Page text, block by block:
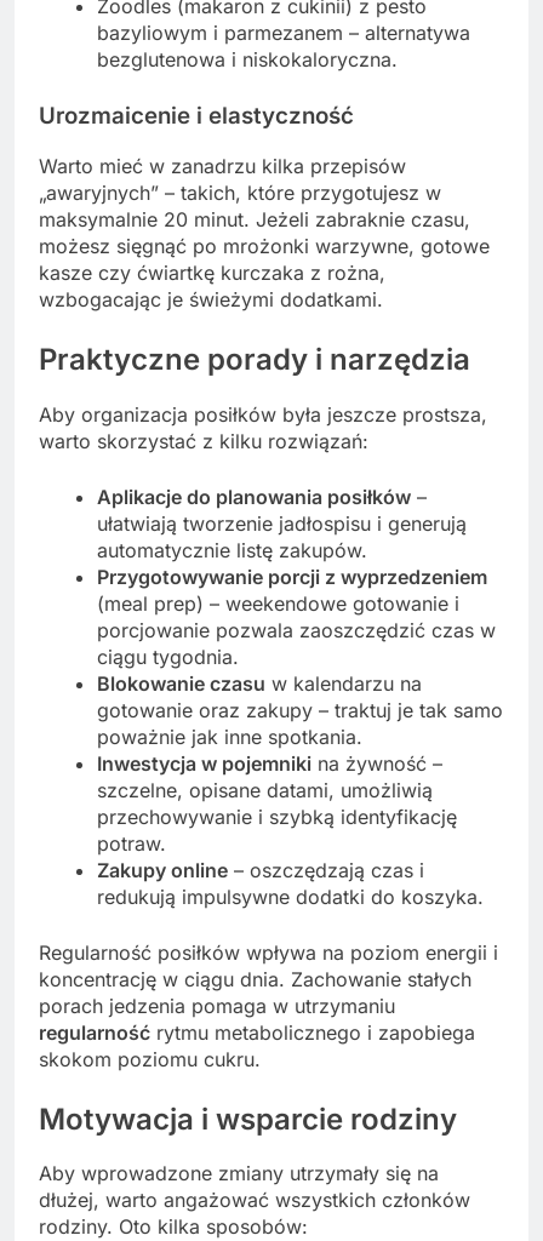
Zoodles (makaron z cukinii) z pesto
bazyliowym i parmezanem – alternatywa
bezglutenowa i niskokaloryczna.
Urozmaicenie i elastyczność
Warto mieć w zanadrzu kilka przepisów
„awaryjnych” – takich, które przygotujesz w
maksymalnie 20 minut. Jeżeli zabraknie czasu,
możesz sięgnąć po mrożonki warzywne, gotowe
kasze czy ćwiartkę kurczaka z rożna,
wzbogacając je świeżymi dodatkami.
Praktyczne porady i narzędzia
Aby organizacja posiłków była jeszcze prostsza,
warto skorzystać z kilku rozwiązań:
Aplikacje do planowania posiłków –
ułatwiają tworzenie jadłospisu i generują
automatycznie listę zakupów.
Przygotowywanie porcji z wyprzedzeniem
(meal prep) – weekendowe gotowanie i
porcjowanie pozwala zaoszczędzić czas w
ciągu tygodnia.
Blokowanie czasu w kalendarzu na
gotowanie oraz zakupy – traktuj je tak samo
poważnie jak inne spotkania.
Inwestycja w pojemniki na żywność –
szczelne, opisane datami, umożliwią
przechowywanie i szybką identyfikację
potraw.
Zakupy online – oszczędzają czas i
redukują impulsywne dodatki do koszyka.
Regularność posiłków wpływa na poziom energii i
koncentrację w ciągu dnia. Zachowanie stałych
porach jedzenia pomaga w utrzymaniu
regularność rytmu metabolicznego i zapobiega
skokom poziomu cukru.
Motywacja i wsparcie rodziny
Aby wprowadzone zmiany utrzymały się na
dłużej, warto angażować wszystkich członków
rodziny. Oto kilka sposobów: